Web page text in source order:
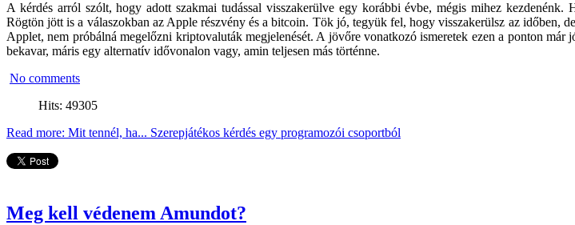
A kérdés arról szólt, hogy adott szakmai tudással visszakerülve egy korábbi évbe, mégis mihez
Rögtön jött is a válaszokban az Apple részvény és a bitcoin. Tök jó, tegyük fel, hogy visszakerülsz az időben,
Applet, nem próbálná megelőzni kriptovaluták megjelenését. A jövőre vonatkozó ismeretek ezen a ponton
bekavar, máris egy alternatív idővonalon vagy, amin teljesen más történne.
No comments
Hits: 49305
Read more: Mit tennél, ha... Szerepjátékos kérdés egy programozói csoportból
Meg kell védenem Amundot?